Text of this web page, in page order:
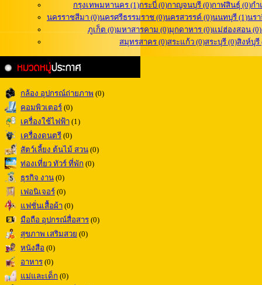
กรุงเทพมหานคร (1)กระบี่ (0)กาญจนบุรี (0)กาฬสินธุ์ (0)กำ
นครราชสีมา (0)นครศรีธรรมราช (0)นครสวรรค์ (0)นนทบุรี (1)นรา
ภูเก็ต (0)มหาสารคาม (0)มุกดาหาร (0)แม่ฮ่องสอน (0)
สมุทรสาคร (0)สระแก้ว (0)สระบุรี (0)สิงห์บุรี
กล้อง อุปกรณ์ถ่ายภาพ (0)
คอมพิวเตอร์ (0)
เครื่องใช้ไฟฟ้า (1)
เครื่องดนตรี (0)
สัตว์เลี้ยง ต้นไม้ สวน (0)
ท่องเที่ยว ทัวร์ ที่พัก (0)
ธุรกิจ งาน (0)
เฟอนิเจอร์ (0)
แฟชั่นเสื้อผ้า (0)
มือถือ อุปกรณ์สื่อสาร (0)
สุขภาพ เสริมสวย (0)
หนังสือ (0)
อาหาร (0)
แม่และเด็ก (0)